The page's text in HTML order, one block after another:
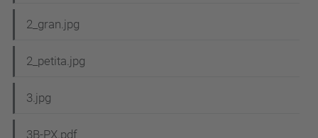
2_gran.jpg
2_petita.jpg
3.jpg
3B-PX.pdf